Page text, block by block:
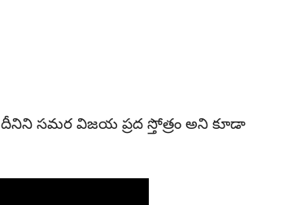
దీనిని సమర విజయ ప్రద స్తోత్రం అని కూడా